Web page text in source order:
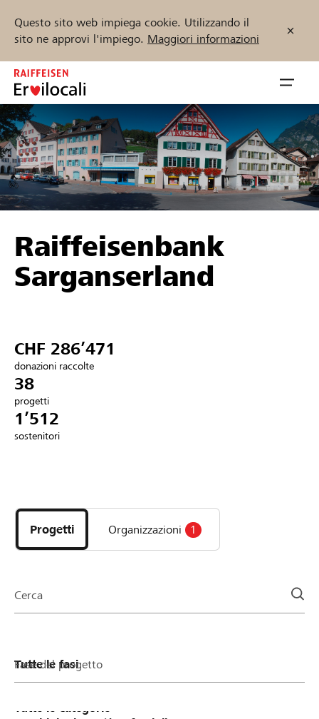
Questo sito web impiega cookie. Utilizzando il
sito ne approvi l'impiego. Maggiori informazioni
Zum
Inhalt
springen
öffnen
Sostenere
Aiuto & supporto
Collegarsi
Trova progetti e organizzazioni
Inizia ora
DE FR IT
Raiffeisenbank
Sarganserland
CHF 286’471
donazioni raccolte
38
progetti
1’512
sostenitori
i
progetti
e
della
Progetti Organizzazioni 1
Cerca
Fase del progetto